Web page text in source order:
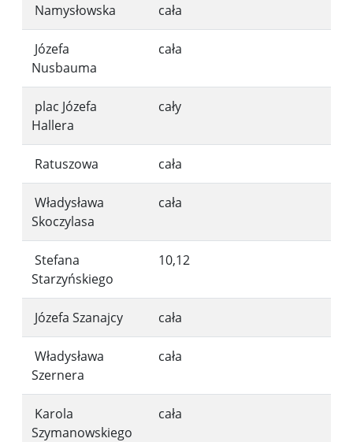
Namysłowska cała
Józefa
Nusbauma
cała
plac Józefa
Hallera
cały
Ratuszowa cała
Władysława
Skoczylasa
cała
Stefana
Starzyńskiego
10,12
Józefa Szanajcy cała
Władysława
Szernera
cała
Karola
Szymanowskiego
cała